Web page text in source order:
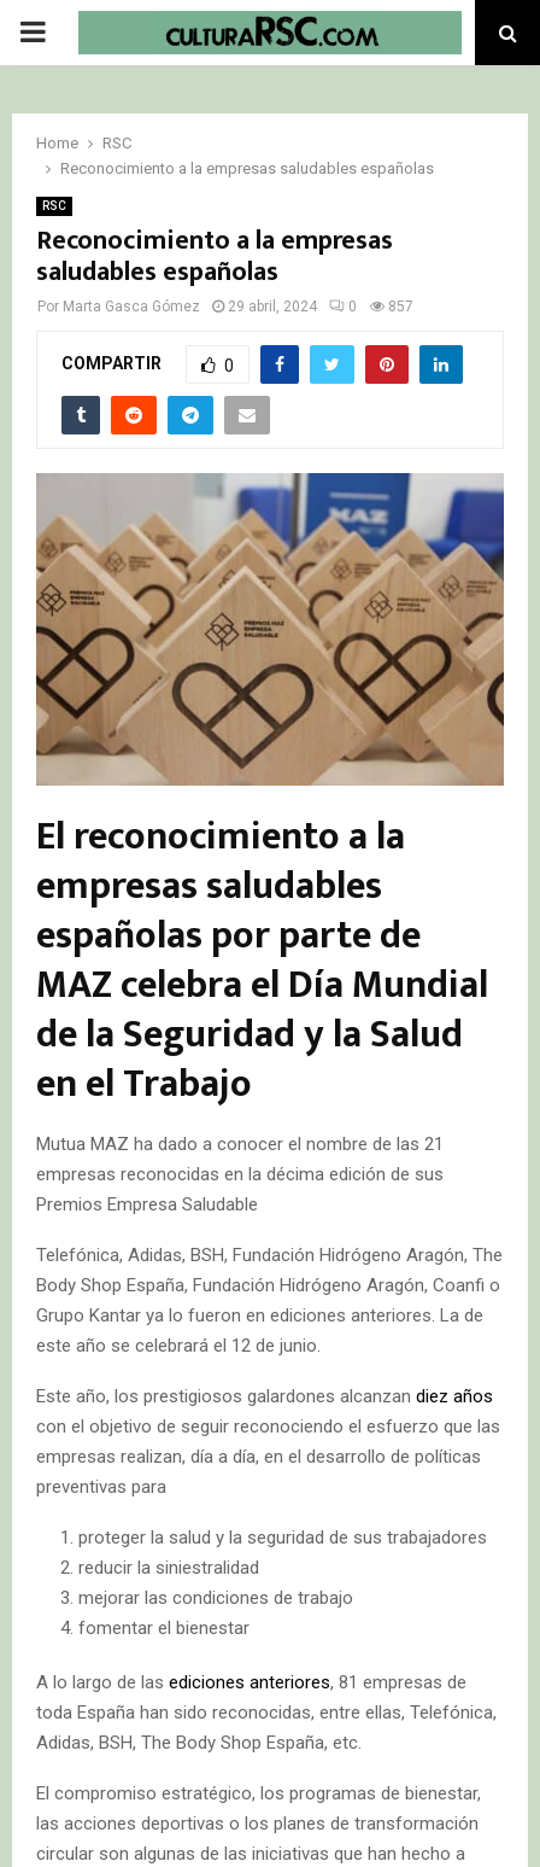
PRIMARY
Home
RSC
Reconocimiento a la empresas saludables españolas
RSC
Reconocimiento a la empresas
saludables españolas
Por Marta Gasca Gómez 29 abril, 2024 0 857
COMPARTIR 0
El reconocimiento a la
empresas saludables
españolas por parte de
MAZ celebra el Día Mundial
de la Seguridad y la Salud
en el Trabajo
Mutua MAZ ha dado a conocer el nombre de las 21
empresas reconocidas en la décima edición de sus
Premios Empresa Saludable
Telefónica, Adidas, BSH, Fundación Hidrógeno Aragón, The
Body Shop España, Fundación Hidrógeno Aragón, Coanfi o
Grupo Kantar ya lo fueron en ediciones anteriores. La de
este año se celebrará el 12 de junio.
Este año, los prestigiosos galardones alcanzan diez años
con el objetivo de seguir reconociendo el esfuerzo que las
empresas realizan, día a día, en el desarrollo de políticas
preventivas para
proteger la salud y la seguridad de sus trabajadores
reducir la siniestralidad
mejorar las condiciones de trabajo
fomentar el bienestar
A lo largo de las ediciones anteriores, 81 empresas de
toda España han sido reconocidas, entre ellas, Telefónica,
Adidas, BSH, The Body Shop España, etc.
El compromiso estratégico, los programas de bienestar,
las acciones deportivas o los planes de transformación
circular son algunas de las iniciativas que han hecho a